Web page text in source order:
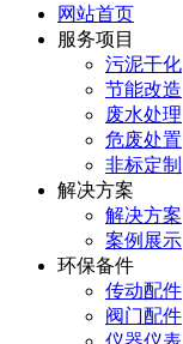
网站首页
服务项目
污泥干化
节能改造
废水处理
危废处置
非标定制
解决方案
解决方案
案例展示
环保备件
传动配件
阀门配件